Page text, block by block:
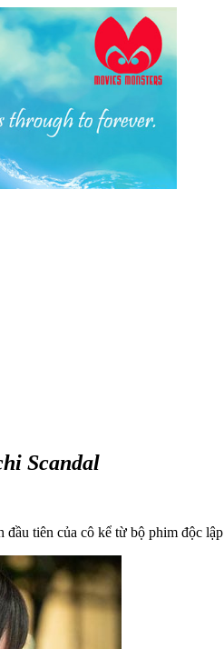
Scandal
đầu tiên của cô kể từ bộ phim độc lập